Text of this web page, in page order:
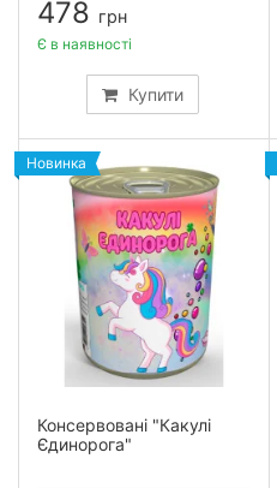
478 грн
Купити
Є в наявності
Новинка
Консервовані "Какулі
Єдинорога"